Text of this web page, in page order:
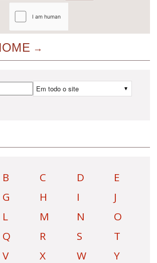
B C D
E
G H I
J
L M N
O
Q R S
T
V X W
Y